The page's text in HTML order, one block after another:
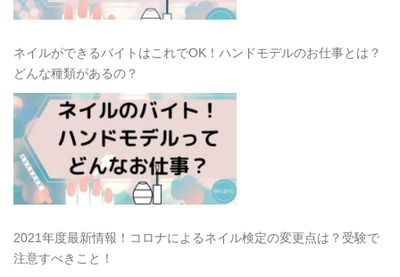
ネイルができるバイトはこれでOK！ハンドモデルのお仕事とは？
どんな種類があるの？
2021年度最新情報！コロナによるネイル検定の変更点は？受験で
注意すべきこと！